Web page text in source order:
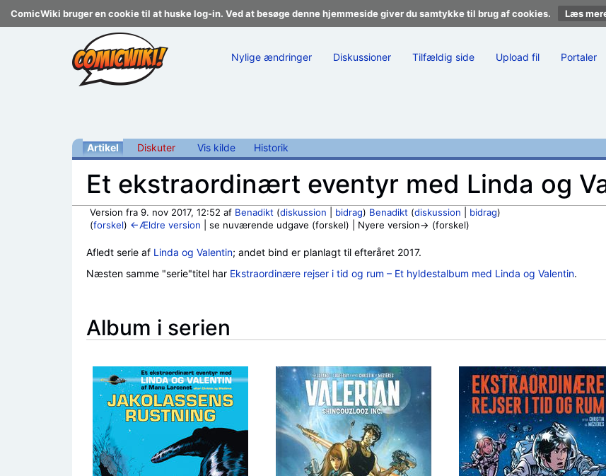
ComicWiki bruger en cookie til at huske log-in. Ved at besøge denne hjemmeside giver du samtykke til brug af cookies. Læs
Nylige ændringer Diskussioner Tilfældig side Upload fil Portaler
Artikel Diskuter Vis kilde Historik
Et ekstraordinært eventyr med Linda og
Version fra 9. nov 2017, 12:52 af Benadikt (diskussion bidrag) Benadikt (diskussion bidrag)
(forskel) ←Ældre version | se nuværende udgave (forskel) | Nyere version→ (forskel)
Afledt serie af Linda og Valentin; andet bind er planlagt til efteråret 2017.
Næsten samme "serie"titel har Ekstraordinære rejser i tid og rum – Et hyldestalbum med Linda og Valentin.
Album i serien